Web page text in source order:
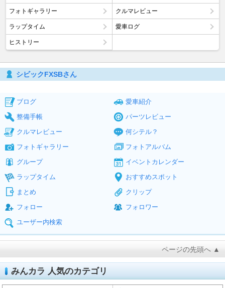
フォトギャラリー クルマレビュー
ラップタイム 愛車ログ
ヒストリー
シビックFXSBさん
ブログ
愛車紹介
整備手帳
パーツレビュー
クルマレビュー
何シテル？
フォトギャラリー
フォトアルバム
グループ
イベントカレンダー
ラップタイム
おすすめスポット
まとめ
クリップ
フォロー
フォロワー
ユーザー内検索
ページの先頭へ ▲
みんカラ 人気のカテゴリ